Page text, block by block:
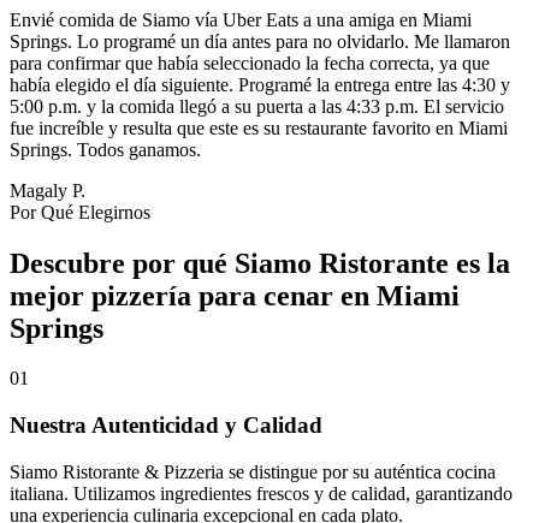
Envié comida de Siamo vía Uber Eats a una amiga en Miami
Springs. Lo programé un día antes para no olvidarlo. Me llamaron
para confirmar que había seleccionado la fecha correcta, ya que
había elegido el día siguiente. Programé la entrega entre las 4:30 y
5:00 p.m. y la comida llegó a su puerta a las 4:33 p.m. El servicio
fue increíble y resulta que este es su restaurante favorito en Miami
Springs. Todos ganamos.
Magaly P.
Por Qué Elegirnos
Descubre por qué Siamo Ristorante es la
mejor pizzería para cenar en Miami
Springs
01
Nuestra Autenticidad y Calidad
Siamo Ristorante & Pizzeria se distingue por su auténtica cocina
italiana. Utilizamos ingredientes frescos y de calidad, garantizando
una experiencia culinaria excepcional en cada plato.